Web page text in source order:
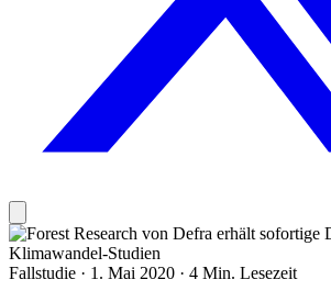
Fallstudie · 1. Mai 2020 · 4 Min. Lesezeit